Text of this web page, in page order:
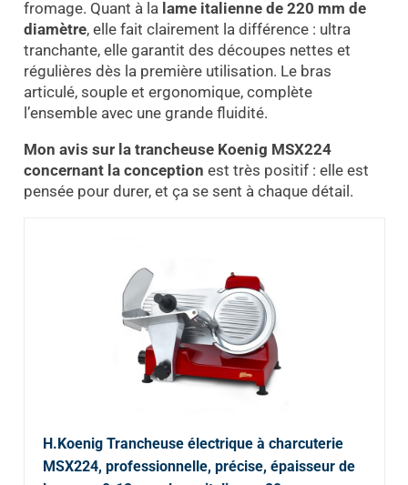
fromage. Quant à la lame italienne de 220 mm de
diamètre, elle fait clairement la différence : ultra
tranchante, elle garantit des découpes nettes et
régulières dès la première utilisation. Le bras
articulé, souple et ergonomique, complète
l’ensemble avec une grande fluidité.
Mon avis sur la trancheuse Koenig MSX224
concernant la conception est très positif : elle est
pensée pour durer, et ça se sent à chaque détail.
H.Koenig Trancheuse électrique à charcuterie
MSX224, professionnelle, précise, épaisseur de